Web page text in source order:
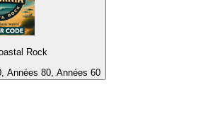
Rock
Années 80, Années 60